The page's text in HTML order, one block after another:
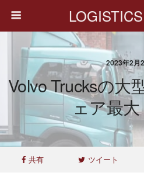
2023年2月
Volvo Trucksの大
ェア最
共有 ツイート